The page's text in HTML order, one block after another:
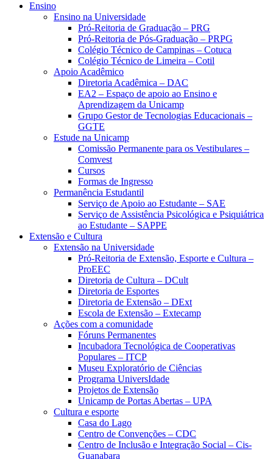
Ensino
Ensino na Universidade
Pró-Reitoria de Graduação – PRG
Pró-Reitoria de Pós-Graduação – PRPG
Colégio Técnico de Campinas – Cotuca
Colégio Técnico de Limeira – Cotil
Apoio Acadêmico
Diretoria Acadêmica – DAC
EA2 – Espaço de apoio ao Ensino e
Aprendizagem da Unicamp
Grupo Gestor de Tecnologias Educacionais –
GGTE
Estude na Unicamp
Comissão Permanente para os Vestibulares –
Comvest
Cursos
Formas de Ingresso
Permanência Estudantil
Serviço de Apoio ao Estudante – SAE
Serviço de Assistência Psicológica e Psiquiátrica
ao Estudante – SAPPE
Extensão e Cultura
Extensão na Universidade
Pró-Reitoria de Extensão, Esporte e Cultura –
ProEEC
Diretoria de Cultura – DCult
Diretoria de Esportes
Diretoria de Extensão – DExt
Escola de Extensão – Extecamp
Ações com a comunidade
Fóruns Permanentes
Incubadora Tecnológica de Cooperativas
Populares – ITCP
Museu Exploratório de Ciências
Programa UniversIdade
Projetos de Extensão
Unicamp de Portas Abertas – UPA
Cultura e esporte
Casa do Lago
Centro de Convenções – CDC
Centro de Inclusão e Integração Social – Cis-
Guanabara